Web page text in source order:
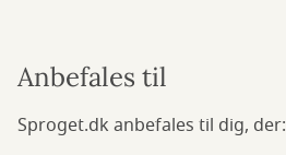
Anbefales til
Sproget.dk anbefales til dig, der: